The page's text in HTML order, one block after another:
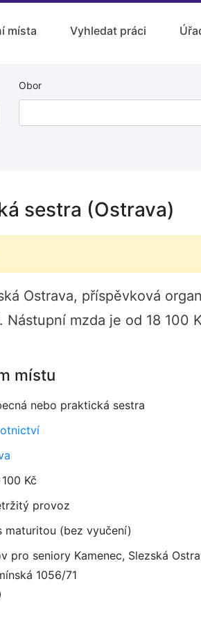
místa Vyhledat práci
Obor
sestra (Ostrava)
Ostrava, příspěvková
mzda je od 18 100
místu
nebo praktická sestra
Kč
provoz
maturitou (bez vyučení)
pro seniory Kamenec, Slezská
1056/71